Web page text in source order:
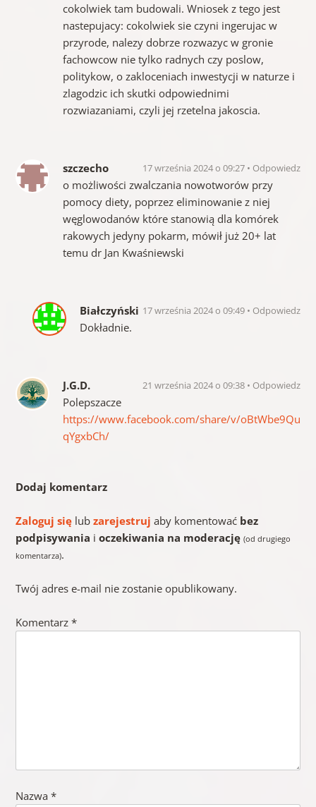
cokolwiek tam budowali. Wniosek z tego jest
nastepujacy: cokolwiek sie czyni ingerujac w
przyrode, nalezy dobrze rozwazyc w gronie
fachowcow nie tylko radnych czy poslow,
politykow, o zakloceniach inwestycji w naturze i
zlagodzic ich skutki odpowiednimi
rozwiazaniami, czyli jej rzetelna jakoscia.
szczecho 17 września 2024 o 09:27 Odpowiedz
o możliwości zwalczania nowotworów przy
pomocy diety, poprzez eliminowanie z niej
węglowodanów które stanowią dla komórek
rakowych jedyny pokarm, mówił już 20+ lat
temu dr Jan Kwaśniewski
Białczyński 17 września 2024 o 09:49 Odpowiedz
Dokładnie.
J.G.D. 21 września 2024 o 09:38 Odpowiedz
Polepszacze
https://www.facebook.com/share/v/oBtWbe9Qu
qYgxbCh/
Dodaj komentarz
Zaloguj sięlub zarejestruj aby komentować bez
podpisywania i oczekiwania na moderację (od drugiego
komentarza).
Twój adres e-mail nie zostanie opublikowany.
Komentarz *
Nazwa *